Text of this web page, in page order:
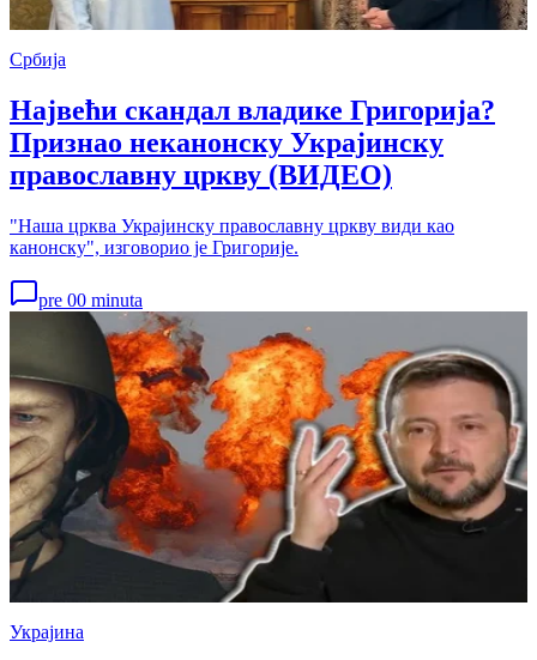
Србија
Највећи скандал владике Григорија?
Признао неканонску Украјинску
православну цркву (ВИДЕО)
"Наша црква Украјинску православну цркву види као
канонску", изговорио је Григорије.
pre 00 minuta
Украјина